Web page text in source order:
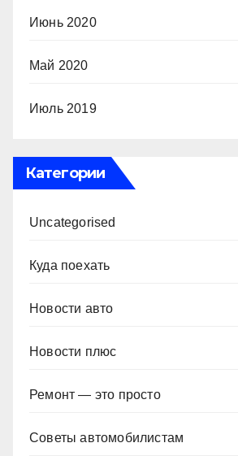
Июнь 2020
Май 2020
Июль 2019
Категории
Uncategorised
Куда поехать
Новости авто
Новости плюс
Ремонт — это просто
Советы автомобилистам